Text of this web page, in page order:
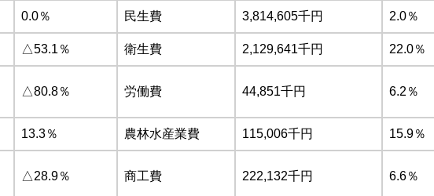
0.0％ 民生費 3,814,605千円 2.0％
△53.1％ 衛生費 2,129,641千円 22.0％
△80.8％ 労働費 44,851千円 6.2％
13.3％ 農林水産業費 115,006千円 15.9％
△28.9％ 商工費 222,132千円 6.6％